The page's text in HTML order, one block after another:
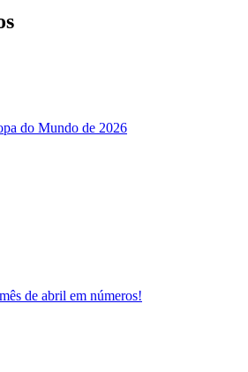
do Mundo de 2026
de abril em números!